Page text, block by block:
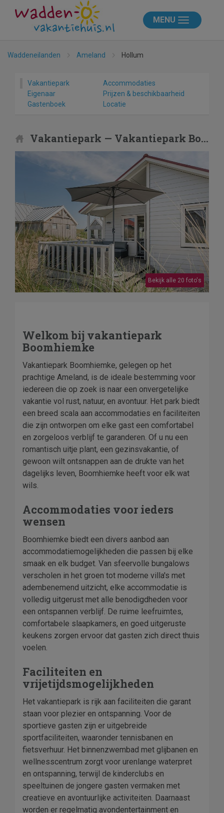
MENU
Waddeneilanden Ameland Hollum
Vakantiepark
Accommodaties
Eigenaar
Prijzen & beschikbaarheid
Gastenboek
Locatie
Vakantiepark — Vakantiepark Boomhiemke
Bekijk alle 20 foto's
Welkom bij vakantiepark
Boomhiemke
Vakantiepark Boomhiemke, gelegen op het
prachtige Ameland, is de ideale bestemming voor
iedereen die op zoek is naar een onvergetelijke
vakantie vol rust, natuur, en avontuur. Het park biedt
een breed scala aan accommodaties en faciliteiten
die zijn ontworpen om elke gast een comfortabel
en zorgeloos verblijf te garanderen. Of u nu een
romantisch uitje plant, een gezinsvakantie, of
gewoon wilt ontsnappen aan de drukte van het
dagelijks leven, Boomhiemke heeft voor elk wat
wils.
Accommodaties voor ieders
wensen
Boomhiemke biedt een divers aanbod aan
accommodatiemogelijkheden die passen bij elke
smaak en elk budget. Van sfeervolle bungalows
verscholen in het groen tot moderne villa's met
adembenemend uitzicht, elke accommodatie is
volledig uitgerust met alle benodigdheden voor
een ontspannen verblijf. De ruime leefruimtes,
comfortabele slaapkamers, en goed uitgeruste
keukens zorgen ervoor dat gasten zich direct thuis
voelen.
Faciliteiten en
vrijetijdsmogelijkheden
Het vakantiepark is rijk aan faciliteiten die garant
staan voor plezier en ontspanning. Voor de
sportieve gasten zijn er uitgebreide
sportfaciliteiten, waaronder tennisbanen en
fietsverhuur. Het binnenzwembad met glijbanen en
wellnesscentrum zorgt voor urenlange waterpret
en ontspanning, terwijl de kinderclubs en
speeltuinen de jongere gasten vermaken met
creatieve en avontuurlijke activiteiten. Daarnaast
worden er regelmatig avondentertainment en